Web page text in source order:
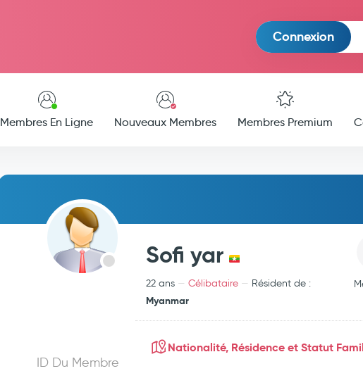
Connexion
Membres En Ligne Nouveaux Membres Membres Premium
Sofi yar
22 ans Célibataire Résident de :
Myanmar
ID Du Membre
Nationalité, Résidence et Statut